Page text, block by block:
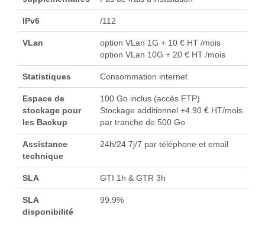
IPv6 /112
VLan
option VLan 1G + 10 € HT /mois
option VLan 10G + 20 € HT /mois
Statistiques Consommation internet
Espace de
stockage pour
les Backup
100 Go inclus (accès FTP)
Stockage additionnel +4.90 € HT/mois
par tranche de 500 Go
Assistance
technique
24h/24 7j/7 par téléphone et email
SLA GTI 1h & GTR 3h
SLA
disponibilité
99.9%